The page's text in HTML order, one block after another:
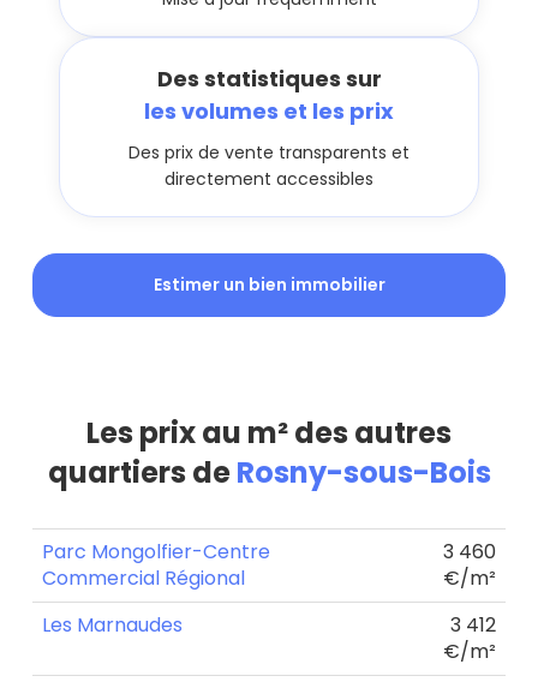
Des statistiques sur
les volumes et les prix
Des prix de vente transparents et
directement accessibles
Estimer un bien immobilier
Les prix au m² des autres
quartiers deRosny-sous-Bois
Parc Mongolfier-Centre
Commercial Régional
3 460
€/m²
Les Marnaudes
3 412
€/m²